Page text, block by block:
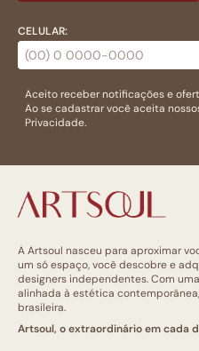
CELULAR:
Aceito receber notificações e
Ao se cadastrar você aceita
Privacidade.
A Artsoul nasceu para aproximar
um só espaço, você descobre e
designers independentes. Com
alinhada à estética
brasileira.
Artsoul, o extraordinário em cada